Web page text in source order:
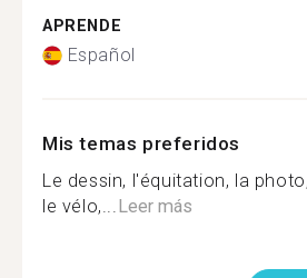
APRENDE
Español
Mis temas preferidos
Le dessin, l'équitation, la
le vélo,...Leer más